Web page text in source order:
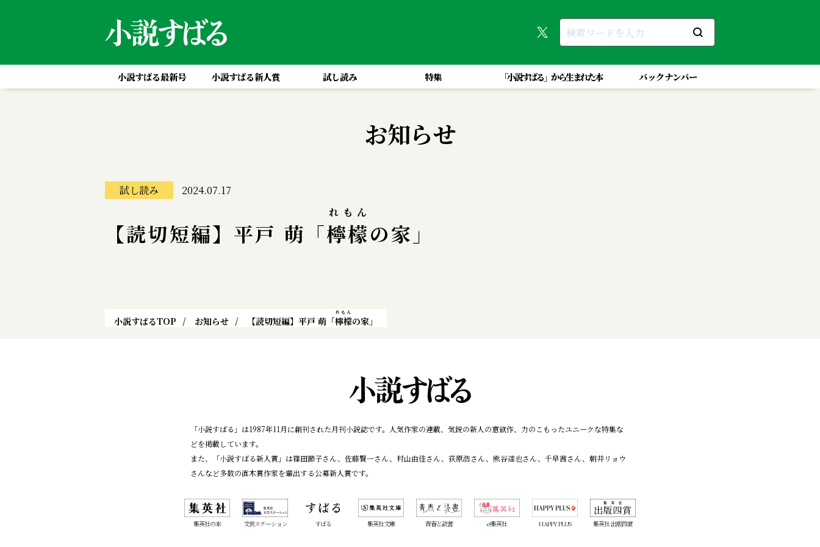
小説すばる最新号 小説すばる新人賞 試し読み 特集 「小説すばる」から生まれた本 バックナンバー
お知らせ
試し読み 2024.07.17
【読切短編】平戸 萌「檸檬
れもん
の家」
小説すばるTOP お知らせ 【読切短編】平戸 萌「檸檬
れもん
の家」
「小説すばる」は1987年11月に創刊された月刊小説誌です。人気作家の連載、気鋭の新人の意欲作、力のこもったユニークな特集な
どを掲載しています。
また、「小説すばる新人賞」は篠田節子さん、佐藤賢一さん、村山由佳さん、荻原浩さん、熊谷達也さん、千早茜さん、朝井リョウ
さんなど多数の直木賞作家を輩出する公募新人賞です。
集英社の本 文芸ステーション すばる 集英社文庫 青春と読書 e!集英社 HAPPY PLUS 集英社 出版四賞